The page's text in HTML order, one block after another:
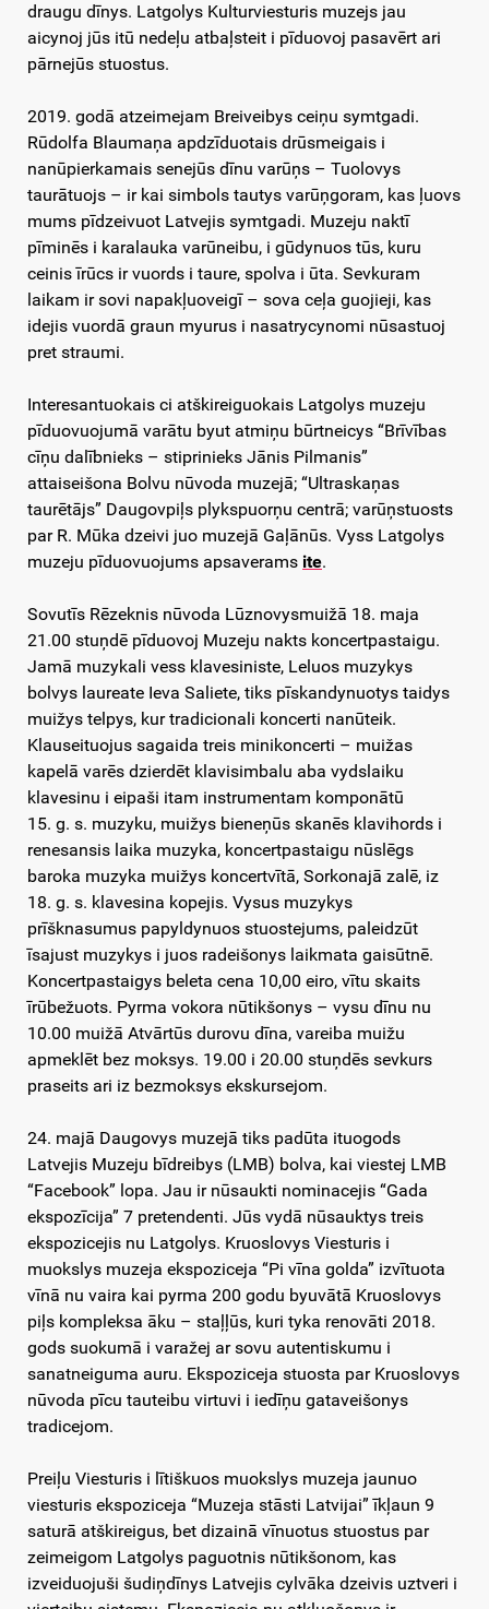
draugu dīnys. Latgolys Kulturviesturis muzejs jau
aicynoj jūs itū nedeļu atbaļsteit i pīduovoj pasavērt ari
pārnejūs stuostus.
2019. godā atzeimejam Breiveibys ceiņu symtgadi.
Rūdolfa Blaumaņa apdzīduotais drūsmeigais i
nanūpierkamais senejūs dīnu varūņs – Tuolovys
taurātuojs – ir kai simbols tautys varūņgoram, kas ļuovs
mums pīdzeivuot Latvejis symtgadi. Muzeju naktī
pīminēs i karalauka varūneibu, i gūdynuos tūs, kuru
ceinis īrūcs ir vuords i taure, spolva i ūta. Sevkuram
laikam ir sovi napakļuoveigī – sova ceļa guojieji, kas
idejis vuordā graun myurus i nasatrycynomi nūsastuoj
pret straumi.
Interesantuokais ci atškireiguokais Latgolys muzeju
pīduovuojumā varātu byut atmiņu būrtneicys “Brīvības
cīņu dalībnieks – stiprinieks Jānis Pilmanis”
attaiseišona Bolvu nūvoda muzejā; “Ultraskaņas
taurētājs” Daugovpiļs plykspuorņu centrā; varūņstuosts
par R. Mūka dzeivi juo muzejā Gaļānūs. Vyss Latgolys
muzeju pīduovuojums apsaverams ite.
Sovutīs Rēzeknis nūvoda Lūznovysmuižā 18. maja
21.00 stuņdē pīduovoj Muzeju nakts koncertpastaigu.
Jamā muzykali vess klavesiniste, Leluos muzykys
bolvys laureate Ieva Saliete, tiks pīskandynuotys taidys
muižys telpys, kur tradicionali koncerti nanūteik.
Klauseituojus sagaida treis minikoncerti – muižas
kapelā varēs dzierdēt klavisimbalu aba vydslaiku
klavesinu i eipaši itam instrumentam komponātū
15. g. s. muzyku, muižys bieneņūs skanēs klavihords i
renesansis laika muzyka, koncertpastaigu nūslēgs
baroka muzyka muižys koncertvītā, Sorkonajā zalē, iz
18. g. s. klavesina kopejis. Vysus muzykys
prīšknasumus papyldynuos stuostejums, paleidzūt
īsajust muzykys i juos radeišonys laikmata gaisūtnē.
Koncertpastaigys beleta cena 10,00 eiro, vītu skaits
īrūbežuots. Pyrma vokora nūtikšonys – vysu dīnu nu
10.00 muižā Atvārtūs durovu dīna, vareiba muižu
apmeklēt bez moksys. 19.00 i 20.00 stuņdēs sevkurs
praseits ari iz bezmoksys ekskursejom.
24. majā Daugovys muzejā tiks padūta ituogods
Latvejis Muzeju bīdreibys (LMB) bolva, kai viestej LMB
“Facebook” lopa. Jau ir nūsaukti nominacejis “Gada
ekspozīcija” 7 pretendenti. Jūs vydā nūsauktys treis
ekspozicejis nu Latgolys. Kruoslovys Viesturis i
muokslys muzeja ekspoziceja “Pi vīna golda” izvītuota
vīnā nu vaira kai pyrma 200 godu byuvātā Kruoslovys
piļs kompleksa āku – staļļūs, kuri tyka renovāti 2018.
gods suokumā i varažej ar sovu autentiskumu i
sanatneiguma auru. Ekspoziceja stuosta par Kruoslovys
nūvoda pīcu tauteibu virtuvi i iedīņu gataveišonys
tradicejom.
Preiļu Viesturis i lītiškuos muokslys muzeja jaunuo
viesturis ekspoziceja “Muzeja stāsti Latvijai” īkļaun 9
saturā atškireigus, bet dizainā vīnuotus stuostus par
zeimeigom Latgolys paguotnis nūtikšonom, kas
izveiduojuši šudiņdīnys Latvejis cylvāka dzeivis uztveri i